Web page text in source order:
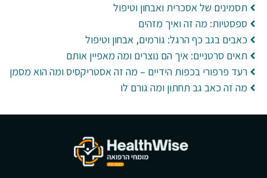
תסמינים של אסכרית ואבחון וטיפול
ספסטיות: מה זה ואיך מזהים
כאבים בגב כף הרגל: גורמים, אבחון וטיפול
תאים סרטניים: איך הם נוצרים ומה מאפיין אותם
רעד פרפורי בכפות הידיים – מה זה אסטריקסיס ומה הוא מסמן
מה זה כאב גב תחתון ומה גורם לו